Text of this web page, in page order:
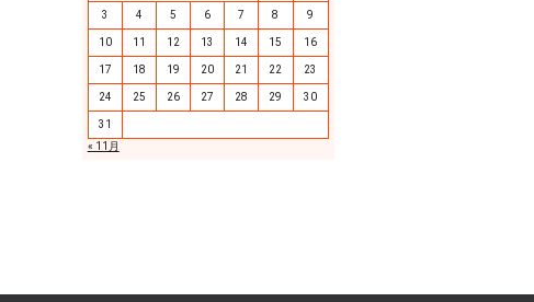
3 4 5 6 7 8 9
10 11 12 13 14 15 16
17 18 19 20 21 22 23
24 25 26 27 28 29 30
31
« 11月